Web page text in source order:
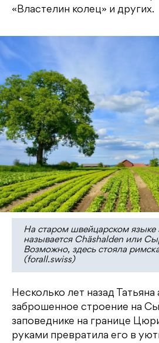
«Властелин колец» и других.
На старом швейцарском языке
называется Chäshalden или
Возможно, здесь стояла
(forall.swiss)
Несколько лет назад Татьяна
заброшенное строение на
заповеднике на границе
руками превратила его в